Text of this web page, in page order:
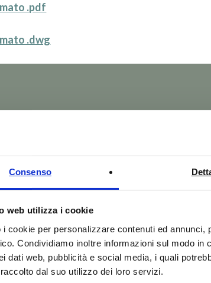
Consenso
web utilizza i cookie
i cookie per personalizzare contenuti ed
Condividiamo inoltre informazioni sul modo
dati web, pubblicità e social media, i quali
dal suo utilizzo dei loro servizi.
.pdf
.dwg
della
Hermitage